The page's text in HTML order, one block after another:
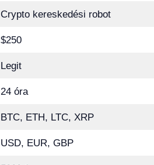
Crypto kereskedési robot
$250
Legit
24 óra
BTC, ETH, LTC, XRP
USD, EUR, GBP